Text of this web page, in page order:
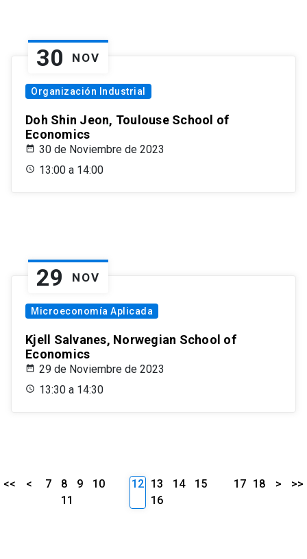
30 NOV
Organización Industrial
Doh Shin Jeon, Toulouse School of
Economics
30 de Noviembre de 2023
13:00 a 14:00
29 NOV
Microeconomía Aplicada
Kjell Salvanes, Norwegian School of
Economics
29 de Noviembre de 2023
13:30 a 14:30
<< < 7 8 9
10
11
12 13 14
15
16
17 18 > >>